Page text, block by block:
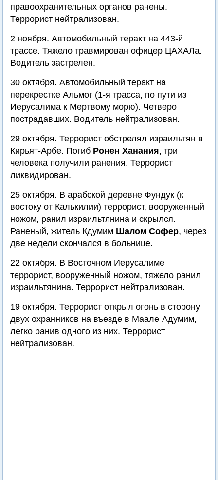
правоохранительных органов ранены.
Террорист нейтрализован.
2 ноября. Автомобильный теракт на 443-й
трассе. Тяжело травмирован офицер ЦАХАЛа.
Водитель застрелен.
30 октября. Автомобильный теракт на
перекрестке Альмог (1-я трасса, по пути из
Иерусалима к Мертвому морю). Четверо
пострадавших. Водитель нейтрализован.
29 октября. Террорист обстрелял израильтян в
Кирьят-Арбе. Погиб Ронен Ханания, три
человека получили ранения. Террорист
ликвидирован.
25 октября. В арабской деревне Фундук (к
востоку от Калькилии) террорист, вооруженный
ножом, ранил израильтянина и скрылся.
Раненый, житель Кдумим Шалом Софер, через
две недели скончался в больнице.
22 октября. В Восточном Иерусалиме
террорист, вооруженный ножом, тяжело ранил
израильтянина. Террорист нейтрализован.
19 октября. Террорист открыл огонь в сторону
двух охранников на въезде в Маале-Адумим,
легко ранив одного из них. Террорист
нейтрализован.